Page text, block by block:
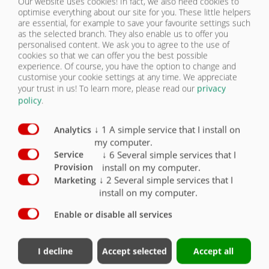
Version 30 km / h avec homologation CE et papiers
COC
(y compris les ailes, la protection anti-encastrement et
les feux de position latéraux)
X
Version 40 km / h avec homologation CE et papiers
COC
(y compris les ailes, la protection anti-encastrement et
les feux de position latéraux)
Version 25 km / h pour l'export O
Couronne pivotante à roulement à billes stable X
Attelage de remorque arrière O
Attelage de remorque arrière automatique
trous d’arrimage)
O
Œillets d’arrimage / 6 paires intégrés dans le cadre
optimise everything about our site for you. These little helpers
are essential, for example to save your favourite settings such
as the selected branch. They also enable us to offer you
personalised content. We ask you to agree to the use of
cookies so that we can offer you the best possible
experience. Of course, you have the option to change and
customise your cookie settings at any time. We appreciate
your trust in us! To learn more, please read our privacy
policy.
Analytics ↓ 1 A simple service that I install on
my computer.
Service
Provision
↓ 6 Several simple services that I
install on my computer.
Marketing ↓ 2 Several simple services that I
install on my computer.
Enable or disable all services
I decline Accept selected Accept all